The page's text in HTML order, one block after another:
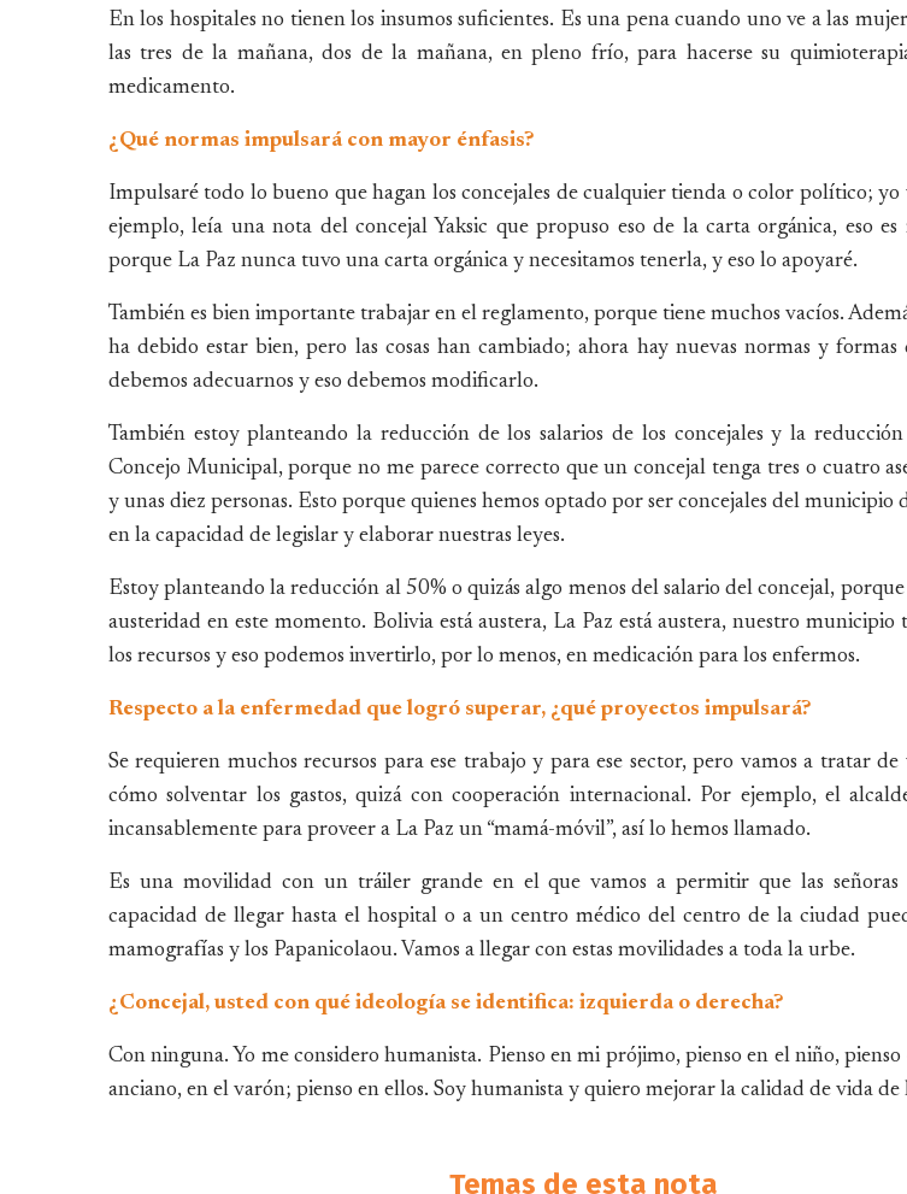
En los hospitales no tienen los insumos suficientes. Es una pena cuando uno ve a las
las tres de la mañana, dos de la mañana, en pleno frío, para hacerse su
medicamento.
¿Qué normas impulsará con mayor énfasis?
Impulsaré todo lo bueno que hagan los concejales de cualquier tienda o color político; yo
ejemplo, leía una nota del concejal Yaksic que propuso eso de la carta orgánica, eso
porque La Paz nunca tuvo una carta orgánica y necesitamos tenerla, y eso lo apoyaré.
También es bien importante trabajar en el reglamento, porque tiene muchos vacíos.
ha debido estar bien, pero las cosas han cambiado; ahora hay nuevas normas y formas
debemos adecuarnos y eso debemos modificarlo.
También estoy planteando la reducción de los salarios de los concejales y la
Concejo Municipal, porque no me parece correcto que un concejal tenga tres o cuatro
y unas diez personas. Esto porque quienes hemos optado por ser concejales del municipio
en la capacidad de legislar y elaborar nuestras leyes.
Estoy planteando la reducción al 50% o quizás algo menos del salario del concejal, porque
austeridad en este momento. Bolivia está austera, La Paz está austera, nuestro
los recursos y eso podemos invertirlo, por lo menos, en medicación para los enfermos.
Respecto a la enfermedad que logró superar, ¿qué proyectos impulsará?
Se requieren muchos recursos para ese trabajo y para ese sector, pero vamos a tratar
cómo solventar los gastos, quizá con cooperación internacional. Por ejemplo, el
incansablemente para proveer a La Paz un “mamá-móvil”, así lo hemos llamado.
Es una movilidad con un tráiler grande en el que vamos a permitir que las señoras
capacidad de llegar hasta el hospital o a un centro médico del centro de la ciudad
mamografías y los Papanicolaou. Vamos a llegar con estas movilidades a toda la urbe.
¿Concejal, usted con qué ideología se identifica: izquierda o derecha?
Con ninguna. Yo me considero humanista. Pienso en mi prójimo, pienso en el niño,
anciano, en el varón; pienso en ellos. Soy humanista y quiero mejorar la calidad de vida de
Temas de esta nota